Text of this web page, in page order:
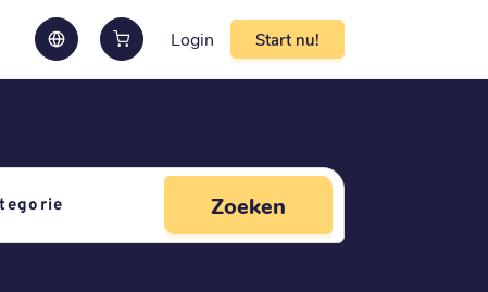
Login Start nu!
Zoeken